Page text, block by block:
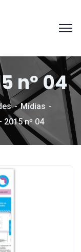
nº 04
Mídias
2015 nº 04